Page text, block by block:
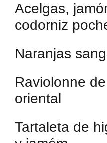
Acelgas,
codorniz
Naranjas
Raviolonne
oriental
Tartaleta de